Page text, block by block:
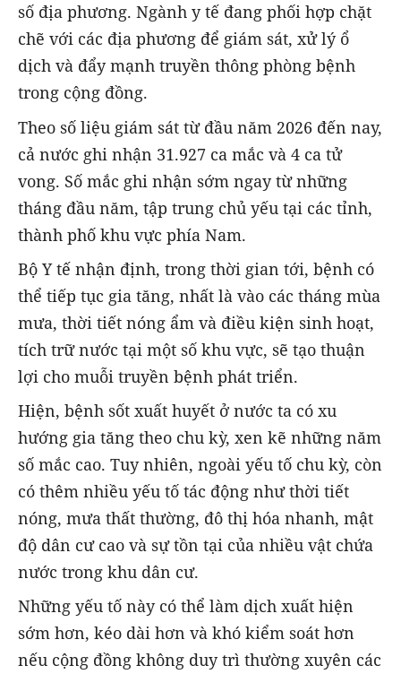
số địa phương. Ngành y tế đang phối hợp chặt
chẽ với các địa phương để giám sát, xử lý ổ
dịch và đẩy mạnh truyền thông phòng bệnh
trong cộng đồng.
Theo số liệu giám sát từ đầu năm 2026 đến nay,
cả nước ghi nhận 31.927 ca mắc và 4 ca tử
vong. Số mắc ghi nhận sớm ngay từ những
tháng đầu năm, tập trung chủ yếu tại các tỉnh,
thành phố khu vực phía Nam.
Bộ Y tế nhận định, trong thời gian tới, bệnh có
thể tiếp tục gia tăng, nhất là vào các tháng mùa
mưa, thời tiết nóng ẩm và điều kiện sinh hoạt,
tích trữ nước tại một số khu vực, sẽ tạo thuận
lợi cho muỗi truyền bệnh phát triển.
Hiện, bệnh sốt xuất huyết ở nước ta có xu
hướng gia tăng theo chu kỳ, xen kẽ những năm
số mắc cao. Tuy nhiên, ngoài yếu tố chu kỳ, còn
có thêm nhiều yếu tố tác động như thời tiết
nóng, mưa thất thường, đô thị hóa nhanh, mật
độ dân cư cao và sự tồn tại của nhiều vật chứa
nước trong khu dân cư.
Những yếu tố này có thể làm dịch xuất hiện
sớm hơn, kéo dài hơn và khó kiểm soát hơn
nếu cộng đồng không duy trì thường xuyên các